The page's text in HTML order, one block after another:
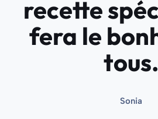
recette
fera le
tous.
Sonia